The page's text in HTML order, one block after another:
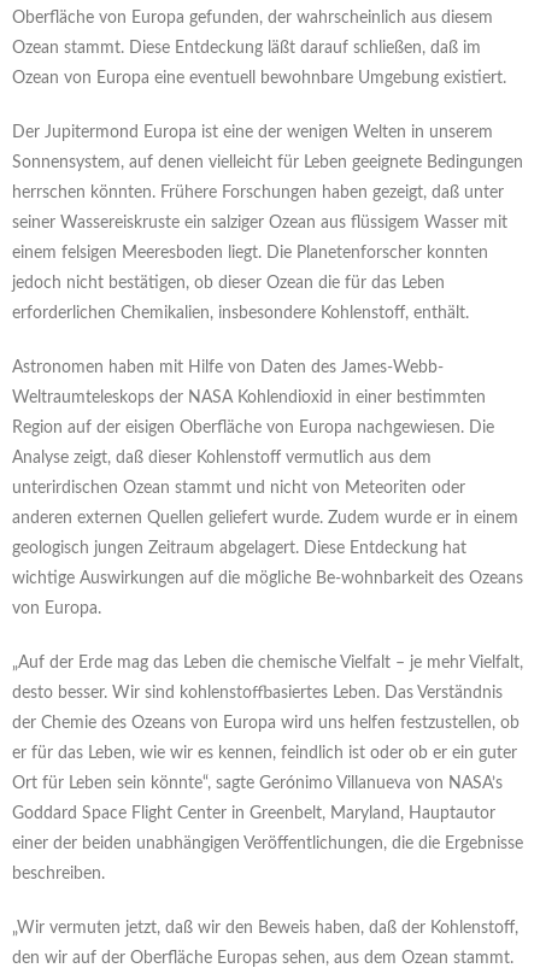
Oberfläche von Europa gefunden, der wahrscheinlich aus diesem
Ozean stammt. Diese Entdeckung läßt darauf schließen, daß im
Ozean von Europa eine eventuell bewohnbare Umgebung existiert.
Der Jupitermond Europa ist eine der wenigen Welten in unserem
Sonnensystem, auf denen vielleicht für Leben geeignete Bedingungen
herrschen könnten. Frühere Forschungen haben gezeigt, daß unter
seiner Wassereiskruste ein salziger Ozean aus flüssigem Wasser mit
einem felsigen Meeresboden liegt. Die Planetenforscher konnten
jedoch nicht bestätigen, ob dieser Ozean die für das Leben
erforderlichen Chemikalien, insbesondere Kohlenstoff, enthält.
Astronomen haben mit Hilfe von Daten des James-Webb-
Weltraumteleskops der NASA Kohlendioxid in einer bestimmten
Region auf der eisigen Oberfläche von Europa nachgewiesen. Die
Analyse zeigt, daß dieser Kohlenstoff vermutlich aus dem
unterirdischen Ozean stammt und nicht von Meteoriten oder
anderen externen Quellen geliefert wurde. Zudem wurde er in einem
geologisch jungen Zeitraum abgelagert. Diese Entdeckung hat
wichtige Auswirkungen auf die mögliche Be-wohnbarkeit des Ozeans
von Europa.
„Auf der Erde mag das Leben die chemische Vielfalt – je mehr Vielfalt,
desto besser. Wir sind kohlenstoffbasiertes Leben. Das Verständnis
der Chemie des Ozeans von Europa wird uns helfen festzustellen, ob
er für das Leben, wie wir es kennen, feindlich ist oder ob er ein guter
Ort für Leben sein könnte“, sagte Gerónimo Villanueva von NASA’s
Goddard Space Flight Center in Greenbelt, Maryland, Hauptautor
einer der beiden unabhängigen Veröffentlichungen, die die Ergebnisse
beschreiben.
„Wir vermuten jetzt, daß wir den Beweis haben, daß der Kohlenstoff,
den wir auf der Oberfläche Europas sehen, aus dem Ozean stammt.